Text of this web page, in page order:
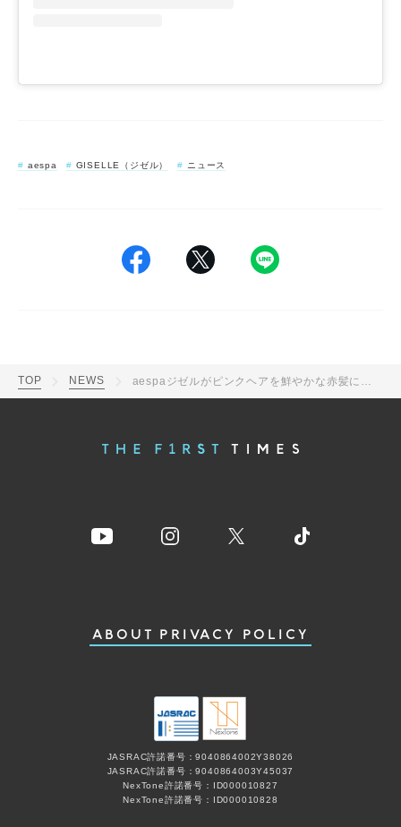
aespa GISELLE（ジゼル） ニュース
TOP NEWS
ABOUT PRIVACY POLICY
JASRAC許諾番号：9040864002Y38026
JASRAC許諾番号：9040864003Y45037
NexTone許諾番号：ID000010827
NexTone許諾番号：ID000010828